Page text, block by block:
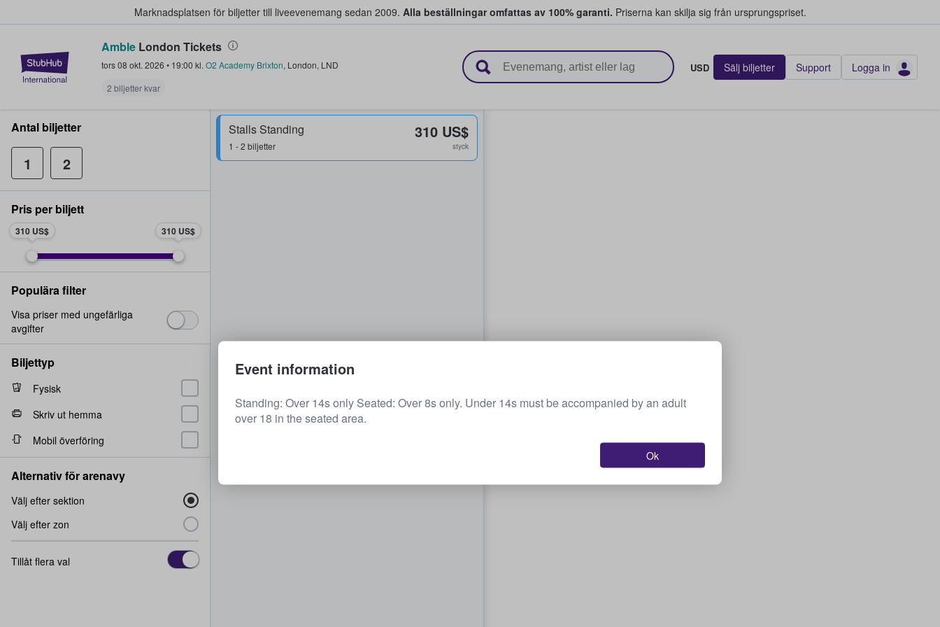
Marknadsplatsen för biljetter till liveevenemang sedan 2009. Alla beställningar omfattas av 100% garanti. Priserna kan skilja sig från ursprungspriset.
StubHub – där fans köper och säljer biljetter.
Amble London Tickets
tors 08 okt. 2026 • 19:00 kl. O2 Academy Brixton, London, LND
2 biljetter kvar
USD Sälj biljetter Support Logga in
Stalls Standing
1 - 2 biljetter
310 US$
styck
Antal biljetter
1 2
Pris per biljett
310 US$ 310 US$
Populära filter
Visa priser med ungefärliga
avgifter
Biljettyp
Fysisk
Skriv ut hemma
Mobil överföring
Alternativ för arenavy
Välj efter sektion
Välj efter zon
Tillåt flera val
Event information
Standing: Over 14s only Seated: Over 8s only. Under 14s must be accompanied by an adult
over 18 in the seated area.
Ok